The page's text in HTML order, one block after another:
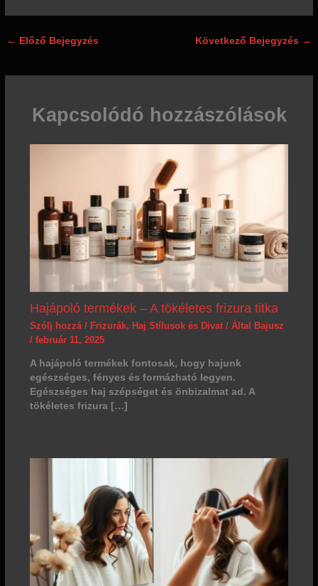
← Előző Bejegyzés Következő Bejegyzés →
Kapcsolódó hozzászólások
Hajápoló termékek – A tökéletes frizura titka
Szólj hozzá / Frizurák, Haj Stílusok és Divat/ Által Bajusz
/ február 11, 2025
A hajápoló termékek fontosak, hogy hajunk
egészséges, fényes és formázható legyen.
Egészséges haj szépséget és önbizalmat ad. A
tökéletes frizura […]